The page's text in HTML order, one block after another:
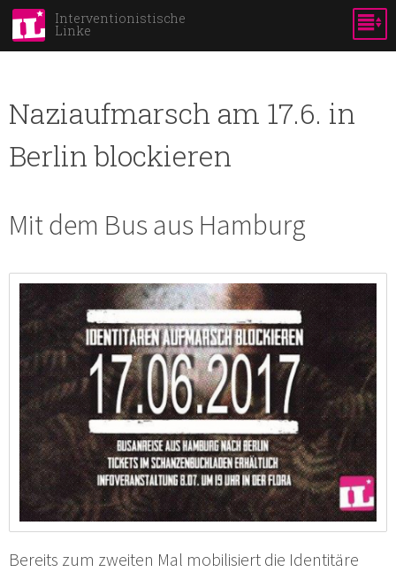
Direkt
Inhalt
Interventionistische
Linke
Naziaufmarsch am 17.6. in
Berlin blockieren
Mit dem Bus aus Hamburg
Bereits zum zweiten Mal mobilisiert die Identitäre